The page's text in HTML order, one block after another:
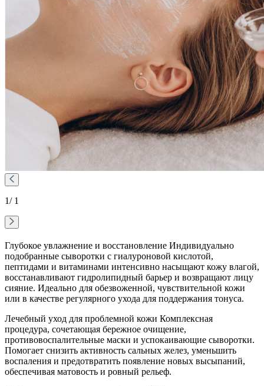
1/ 1
Глубокое увлажнение и восстановление Индивидуально
подобранные сыворотки с гиалуроновой кислотой,
пептидами и витаминами интенсивно насыщают кожу влагой,
восстанавливают гидролипидный барьер и возвращают лицу
сияние. Идеально для обезвоженной, чувствительной кожи
или в качестве регулярного ухода для поддержания тонуса.
Лечебный уход для проблемной кожи Комплексная
процедура, сочетающая бережное очищение,
противовоспалительные маски и успокаивающие сыворотки.
Помогает снизить активность сальных желез, уменьшить
воспаления и предотвратить появление новых высыпаний,
обеспечивая матовость и ровный рельеф.